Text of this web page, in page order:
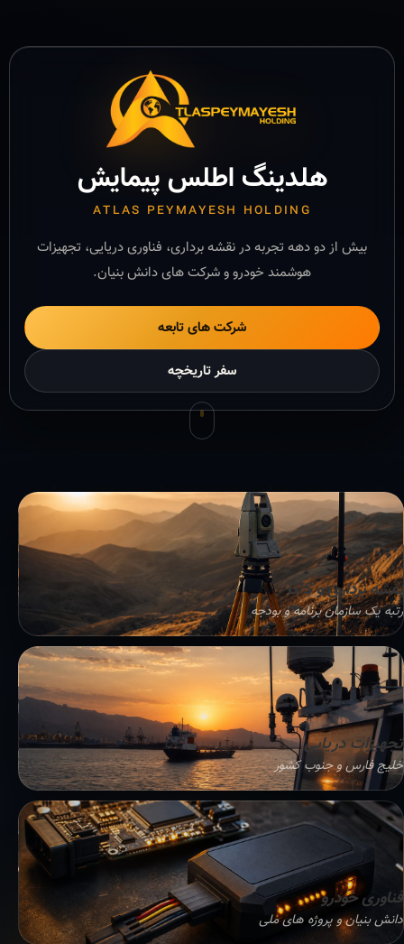
هلدینگ اطلس پیمایش
ATLAS PEYMAYESH HOLDING
بیش از دو دهه تجربه در نقشه برداری، فناوری دریایی، تجهیزات
هوشمند خودرو و شرکت های دانش بنیان.
شرکت های تابعه
سفر تاریخچه
نقشه برداری و GIS
رتبه یک سازمان برنامه و بودجه
تجهیزات دریایی
خلیج فارس و جنوب کشور
فناوری خودرو
دانش بنیان و پروژه های ملی